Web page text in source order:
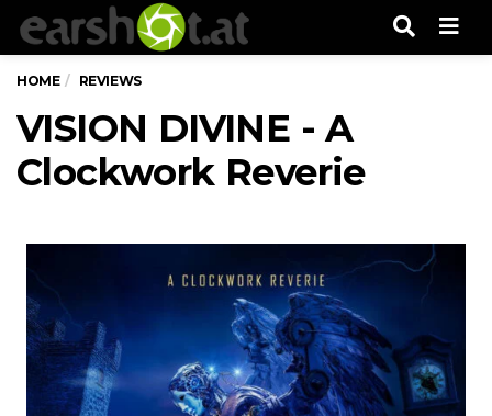
HOME REVIEWS
VISION DIVINE - A
Clockwork Reverie